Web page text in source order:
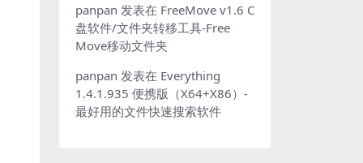
panpan 发表在 FreeMove v1.6 C
盘软件/文件夹转移工具-Free
Move移动文件夹
panpan 发表在 Everything
1.4.1.935 便携版（X64+X86）-
最好用的文件快速搜索软件